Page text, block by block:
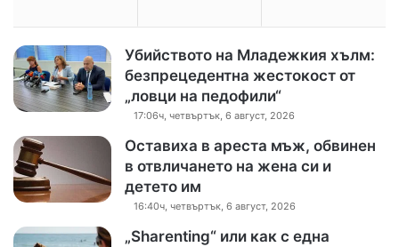
Убийството на Младежкия хълм:
безпрецедентна жестокост от
„ловци на педофили“
17:06ч, четвъртък, 6 август, 2026
Оставиха в ареста мъж, обвинен
в отвличането на жена си и
детето им
16:40ч, четвъртък, 6 август, 2026
„Sharenting“ или как с една